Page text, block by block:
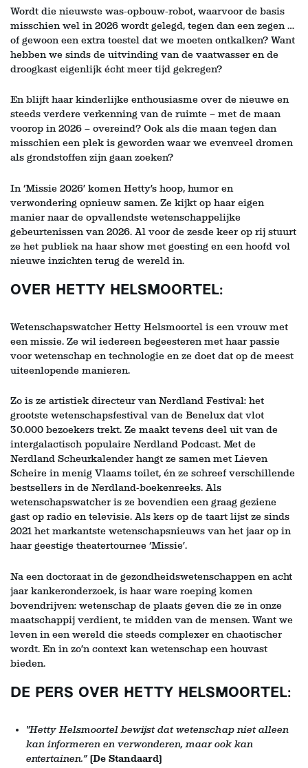
Wordt die nieuwste was-opbouw-robot, waarvoor de basis
misschien wel in 2026 wordt gelegd, tegen dan een zegen …
of gewoon een extra toestel dat we moeten ontkalken? Want
hebben we sinds de uitvinding van de vaatwasser en de
droogkast eigenlijk écht meer tijd gekregen?
En blijft haar kinderlijke enthousiasme over de nieuwe en
steeds verdere verkenning van de ruimte – met de maan
voorop in 2026 – overeind? Ook als die maan tegen dan
misschien een plek is geworden waar we evenveel dromen
als grondstoffen zijn gaan zoeken?
In ‘Missie 2026’ komen Hetty’s hoop, humor en
verwondering opnieuw samen. Ze kijkt op haar eigen
manier naar de opvallendste wetenschappelijke
gebeurtenissen van 2026. Al voor de zesde keer op rij stuurt
ze het publiek na haar show met goesting en een hoofd vol
nieuwe inzichten terug de wereld in.
OVER HETTY HELSMOORTEL:
Wetenschapswatcher Hetty Helsmoortel is een vrouw met
een missie. Ze wil iedereen begeesteren met haar passie
voor wetenschap en technologie en ze doet dat op de meest
uiteenlopende manieren.
Zo is ze artistiek directeur van Nerdland Festival: het
grootste wetenschapsfestival van de Benelux dat vlot
30.000 bezoekers trekt. Ze maakt tevens deel uit van de
intergalactisch populaire Nerdland Podcast. Met de
Nerdland Scheurkalender hangt ze samen met Lieven
Scheire in menig Vlaams toilet, én ze schreef verschillende
bestsellers in de Nerdland-boekenreeks. Als
wetenschapswatcher is ze bovendien een graag geziene
gast op radio en televisie. Als kers op de taart lijst ze sinds
2021 het markantste wetenschapsnieuws van het jaar op in
haar geestige theatertournee ‘Missie’.
Na een doctoraat in de gezondheidswetenschappen en acht
jaar kankeronderzoek, is haar ware roeping komen
bovendrijven: wetenschap de plaats geven die ze in onze
maatschappij verdient, te midden van de mensen. Want we
leven in een wereld die steeds complexer en chaotischer
wordt. En in zo’n context kan wetenschap een houvast
bieden.
DE PERS OVER HETTY HELSMOORTEL:
"Hetty Helsmoortel bewijst dat wetenschap niet alleen
kan informeren en verwonderen, maar ook kan
entertainen.” (De Standaard)